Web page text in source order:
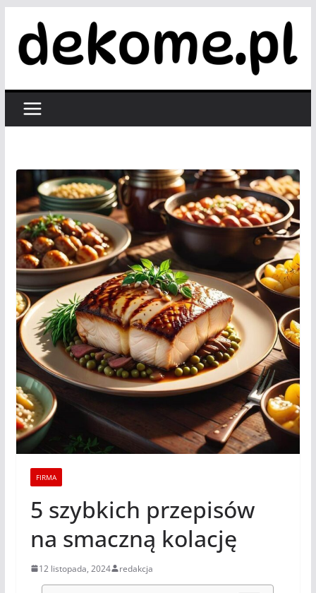
treści
FIRMA
5 szybkich przepisów
na smaczną kolację
12 listopada, 2024 redakcja